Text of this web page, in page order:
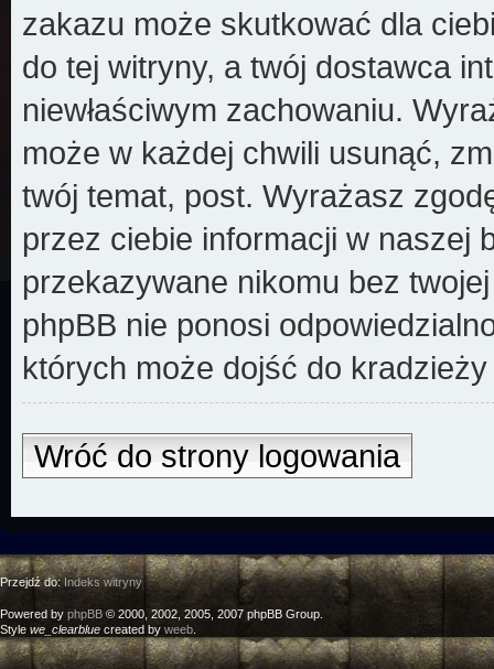
zakazu może skutkować dla
do tej witryny, a twój dostawca
niewłaściwym zachowaniu.
może w każdej chwili usunąć,
twój temat, post. Wyrażasz
przez ciebie informacji w naszej
przekazywane nikomu bez
phpBB nie ponosi
których może dojść do
Wróć do strony logowania
Przejdź do:Indeks witryny
Powered by phpBB © 2000, 2002, 2005, 2007 phpBB Group.
Style we_clearblue created by weeb